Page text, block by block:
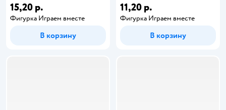
15,20 р.
Фигурка Играем вместе
В корзину
11,20 р.
Фигурка Играем вместе
В корзину